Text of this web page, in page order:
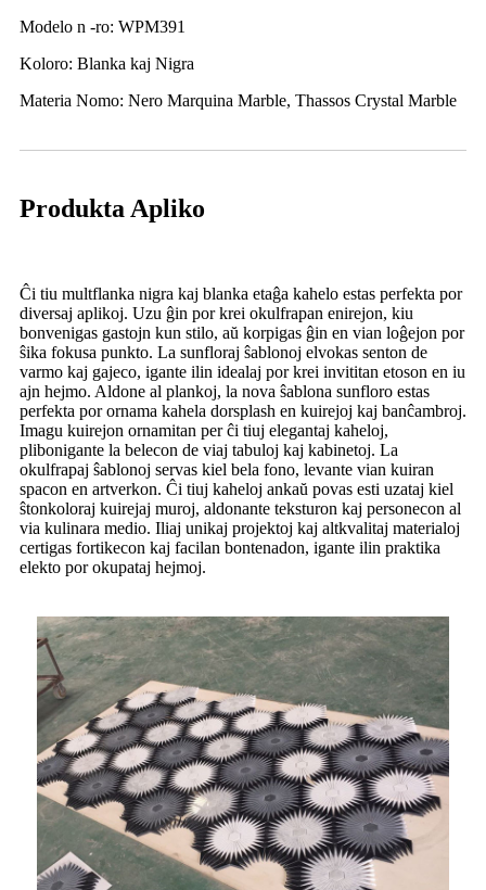
Modelo n -ro: WPM391
Koloro: Blanka kaj Nigra
Materia Nomo: Nero Marquina Marble, Thassos Crystal Marble
Produkta Apliko
Ĉi tiu multflanka nigra kaj blanka etaĝa kahelo estas perfekta por
diversaj aplikoj. Uzu ĝin por krei okulfrapan enirejon, kiu
bonvenigas gastojn kun stilo, aŭ korpigas ĝin en vian loĝejon por
ŝika fokusa punkto. La sunfloraj ŝablonoj elvokas senton de
varmo kaj gajeco, igante ilin idealaj por krei invititan etoson en iu
ajn hejmo. Aldone al plankoj, la nova ŝablona sunfloro estas
perfekta por ornama kahela dorsplash en kuirejoj kaj banĉambroj.
Imagu kuirejon ornamitan per ĉi tiuj elegantaj kaheloj,
plibonigante la belecon de viaj tabuloj kaj kabinetoj. La
okulfrapaj ŝablonoj servas kiel bela fono, levante vian kuiran
spacon en artverkon. Ĉi tiuj kaheloj ankaŭ povas esti uzataj kiel
ŝtonkoloraj kuirejaj muroj, aldonante teksturon kaj personecon al
via kulinara medio. Iliaj unikaj projektoj kaj altkvalitaj materialoj
certigas fortikecon kaj facilan bontenadon, igante ilin praktika
elekto por okupataj hejmoj.